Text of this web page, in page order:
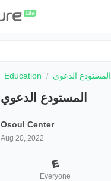
Education المستودع الدعوي
المستودع الدعوي
Osoul Center
Aug 20, 2022
Everyone